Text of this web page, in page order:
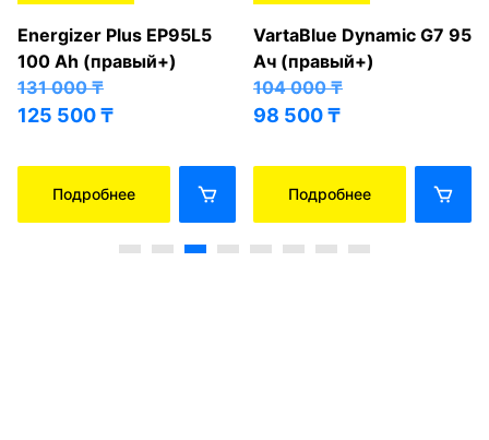
Energizer Plus EP95L5
100 Ah (правый+)
131 000₸
125 500₸
Подробнее
VartaBlue Dynamic G7 95
Ач (правый+)
104 000₸
98 500₸
Подробнее